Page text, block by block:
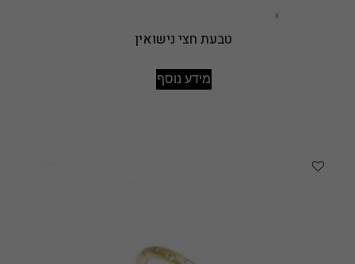
טבעת חצי נישואין
מידע נוסף